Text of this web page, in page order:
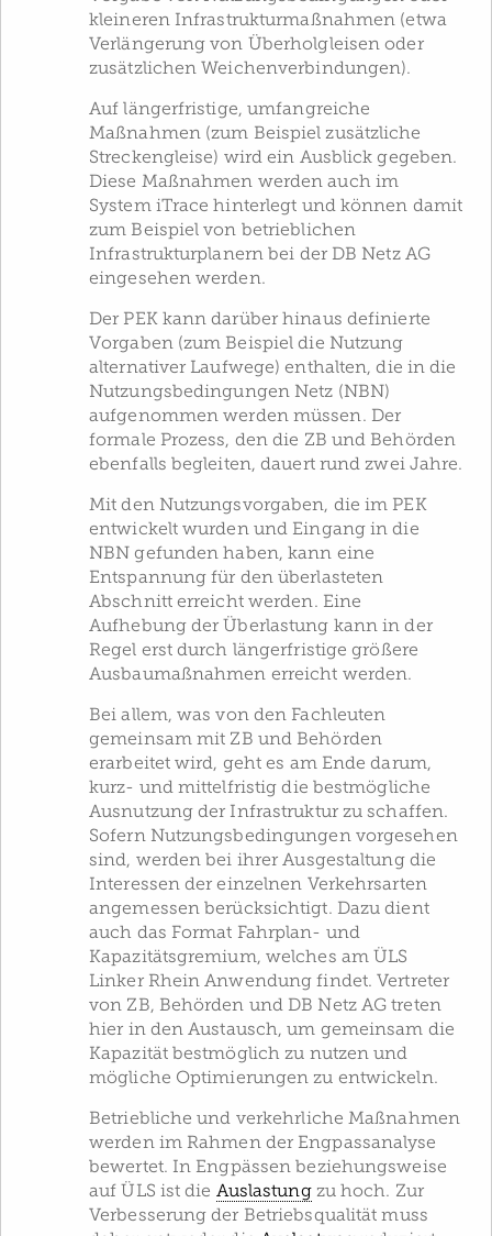
kleineren Infrastrukturmaßnahmen (etwa
Verlängerung von Überholgleisen oder
zusätzlichen Weichenverbindungen).
Auf längerfristige, umfangreiche
Maßnahmen (zum Beispiel zusätzliche
Streckengleise) wird ein Ausblick gegeben.
Diese Maßnahmen werden auch im
System iTrace hinterlegt und können damit
zum Beispiel von betrieblichen
Infrastrukturplanern bei der DB Netz AG
eingesehen werden.
Der PEK kann darüber hinaus definierte
Vorgaben (zum Beispiel die Nutzung
alternativer Laufwege) enthalten, die in die
Nutzungsbedingungen Netz (NBN)
aufgenommen werden müssen. Der
formale Prozess, den die ZB und Behörden
ebenfalls begleiten, dauert rund zwei Jahre.
Mit den Nutzungsvorgaben, die im PEK
entwickelt wurden und Eingang in die
NBN gefunden haben, kann eine
Entspannung für den überlasteten
Abschnitt erreicht werden. Eine
Aufhebung der Überlastung kann in der
Regel erst durch längerfristige größere
Ausbaumaßnahmen erreicht werden.
Bei allem, was von den Fachleuten
gemeinsam mit ZB und Behörden
erarbeitet wird, geht es am Ende darum,
kurz- und mittelfristig die bestmögliche
Ausnutzung der Infrastruktur zu schaffen.
Sofern Nutzungsbedingungen vorgesehen
sind, werden bei ihrer Ausgestaltung die
Interessen der einzelnen Verkehrsarten
angemessen berücksichtigt. Dazu dient
auch das Format Fahrplan- und
Kapazitätsgremium, welches am ÜLS
Linker Rhein Anwendung findet. Vertreter
von ZB, Behörden und DB Netz AG treten
hier in den Austausch, um gemeinsam die
Kapazität bestmöglich zu nutzen und
mögliche Optimierungen zu entwickeln.
Betriebliche und verkehrliche Maßnahmen
werden im Rahmen der Engpassanalyse
bewertet. In Engpässen beziehungsweise
auf ÜLS ist die Auslastungzu hoch. Zur
Verbesserung der Betriebsqualität muss